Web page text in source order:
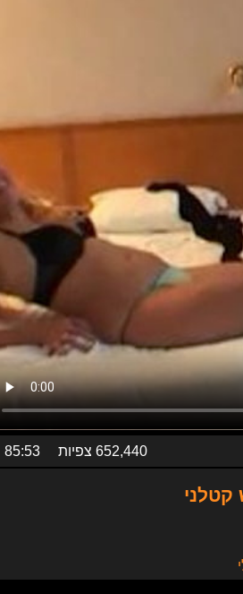
85:53 652,440 צפיות
קטלני